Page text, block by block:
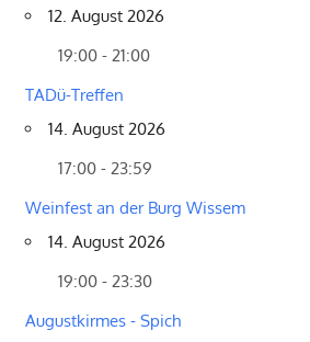
12. August 2026
19:00 - 21:00
TADü-Treffen
14. August 2026
17:00 - 23:59
Weinfest an der Burg Wissem
14. August 2026
19:00 - 23:30
Augustkirmes - Spich